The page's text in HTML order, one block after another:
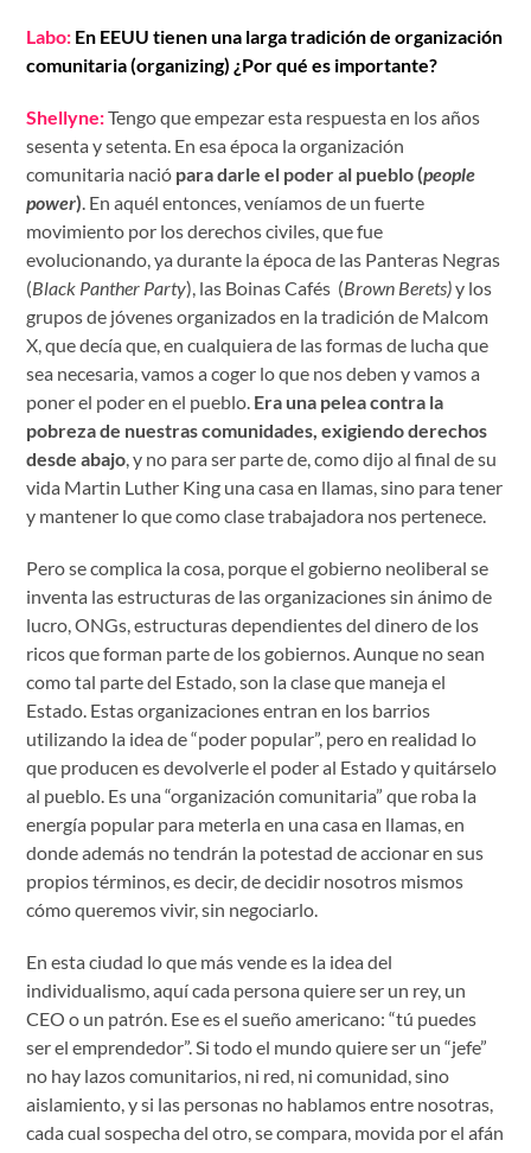
Labo: En EEUU tienen una larga tradición de organización
comunitaria (organizing) ¿Por qué es importante?
Shellyne:Tengo que empezar esta respuesta en los años
sesenta y setenta. En esa época la organización
comunitaria nació para darle el poder al pueblo (people
power). En aquél entonces, veníamos de un fuerte
movimiento por los derechos civiles, que fue
evolucionando, ya durante la época de las Panteras Negras
(Black Panther Party), las Boinas Cafés (Brown Berets)y los
grupos de jóvenes organizados en la tradición de Malcom
X, que decía que, en cualquiera de las formas de lucha que
sea necesaria, vamos a coger lo que nos deben y vamos a
poner el poder en el pueblo. Era una pelea contra la
pobreza de nuestras comunidades, exigiendo derechos
desde abajo, y no para ser parte de, como dijo al final de su
vida Martin Luther King una casa en llamas, sino para tener
y mantener lo que como clase trabajadora nos pertenece.
Pero se complica la cosa, porque el gobierno neoliberal se
inventa las estructuras de las organizaciones sin ánimo de
lucro, ONGs, estructuras dependientes del dinero de los
ricos que forman parte de los gobiernos. Aunque no sean
como tal parte del Estado, son la clase que maneja el
Estado. Estas organizaciones entran en los barrios
utilizando la idea de “poder popular”, pero en realidad lo
que producen es devolverle el poder al Estado y quitárselo
al pueblo. Es una “organización comunitaria” que roba la
energía popular para meterla en una casa en llamas, en
donde además no tendrán la potestad de accionar en sus
propios términos, es decir, de decidir nosotros mismos
cómo queremos vivir, sin negociarlo.
En esta ciudad lo que más vende es la idea del
individualismo, aquí cada persona quiere ser un rey, un
CEO o un patrón. Ese es el sueño americano: “tú puedes
ser el emprendedor”. Si todo el mundo quiere ser un “jefe”
no hay lazos comunitarios, ni red, ni comunidad, sino
aislamiento, y si las personas no hablamos entre nosotras,
cada cual sospecha del otro, se compara, movida por el afán